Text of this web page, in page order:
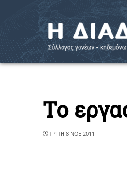
Το
ΤΡΊΤΗ 8 ΝΟΕ 2011